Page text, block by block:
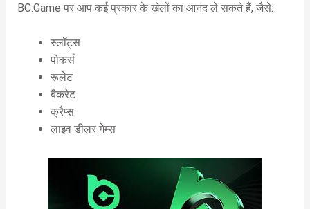
BC.Game पर आप कई प्रकार के खेलों का आनंद ले सकते हैं, जैसे:
स्लॉट्स
पोकर्स
रूलेट
बैकरेट
क्रैप्स
लाइव डीलर गेम्स